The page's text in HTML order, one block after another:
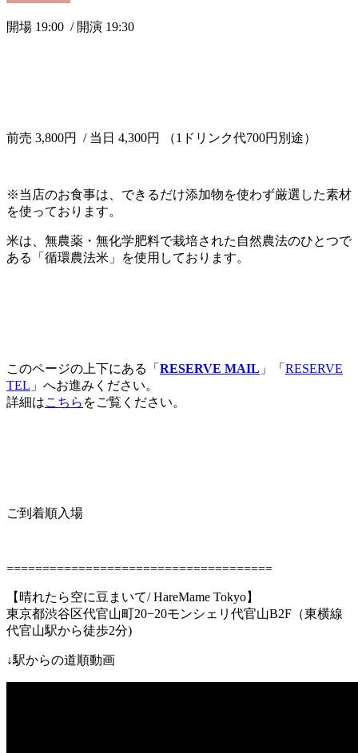
開場 19:00 / 開演 19:30
前売 3,800円 / 当日 4,300円 （1ドリンク代700円別途）
※当店のお食事は、できるだけ添加物を使わず厳選した素材
を使っております。
米は、無農薬・無化学肥料で栽培された自然農法のひとつで
ある「循環農法米」を使用しております。
このページの上下にある「 RESERVE MAIL 」「 RESERVE
TEL 」へお進みください。
詳細はこちら をご覧ください。
ご到着順入場
=====================================
【晴れたら空に豆まいて/ HareMame Tokyo】
東京都渋谷区代官山町20−20モンシェリ代官山B2F （東横線
代官山駅から徒歩2分)
↓駅からの道順動画